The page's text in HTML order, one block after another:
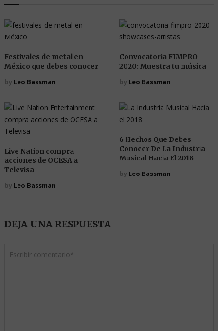
Festivales de metal en
México que debes conocer
by Leo Bassman
Convocatoria FIMPRO
2020: Muestra tu música
by Leo Bassman
Live Nation compra
acciones de OCESA a
Televisa
by Leo Bassman
6 Hechos Que Debes
Conocer De La Industria
Musical Hacia El 2018
by Leo Bassman
DEJA UNA RESPUESTA